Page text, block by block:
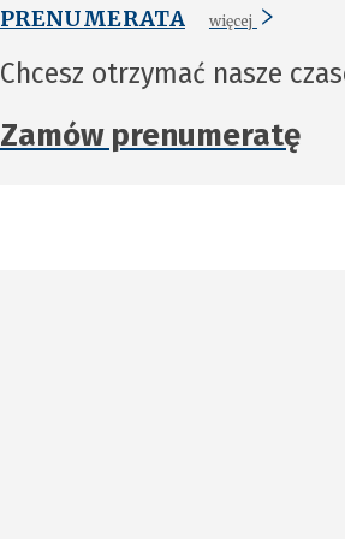
PRENUMERATA więcej
Chcesz otrzymać nasze
Zamów prenumeratę